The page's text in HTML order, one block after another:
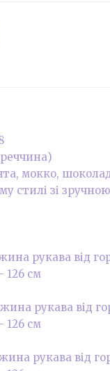
мокко,
стилі зі
рукава від
126 см
рукава від
126 см
рукава від